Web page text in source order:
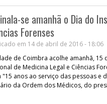
se amanhã o Dia do
Forenses
em 14 de abril de 2016 - 18:06
de Coimbra acolhe amanhã,
de Medicina Legal e Ciências
"15 anos ao serviço das pessoas e
da Ordem dos Médicos, do